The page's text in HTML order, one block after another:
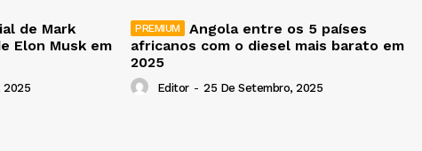
de Mark
Elon Musk em
2025
Angola entre os 5 países
africanos com o diesel mais barato em
2025
Editor - 25 De Setembro, 2025